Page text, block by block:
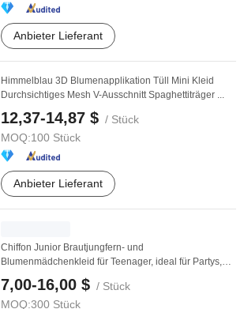
Anbieter Lieferant
Himmelblau 3D Blumenapplikation Tüll Mini Kleid
Durchsichtiges Mesh V-Ausschnitt Spaghettiträger ...
12,37-14,87 $ / Stück
MOQ:100 Stück
Anbieter Lieferant
Chiffon Junior Brautjungfern- und
Blumenmädchenkleid für Teenager, ideal für Partys,
7,00-16,00 $ / Stück
MOQ:300 Stück